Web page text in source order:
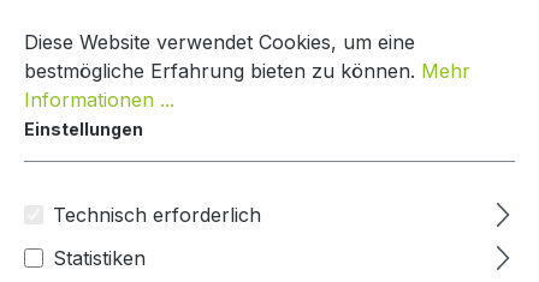
Paketkasten Nature Line
Mypaketkasten
Diese Website verwendet Cookies, um eine
bestmögliche Erfahrung bieten zu können. Mehr
Informationen ...
Einstellungen
Technisch erforderlich
Statistiken